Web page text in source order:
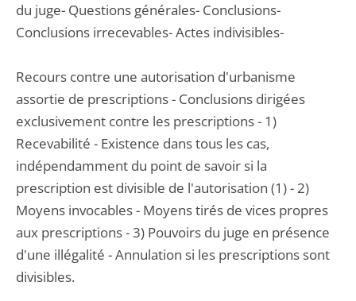
du juge- Questions générales- Conclusions-
Conclusions irrecevables- Actes indivisibles-
Recours contre une autorisation d'urbanisme
assortie de prescriptions - Conclusions dirigées
exclusivement contre les prescriptions - 1)
Recevabilité - Existence dans tous les cas,
indépendamment du point de savoir si la
prescription est divisible de l'autorisation (1) - 2)
Moyens invocables - Moyens tirés de vices propres
aux prescriptions - 3) Pouvoirs du juge en présence
d'une illégalité - Annulation si les prescriptions sont
divisibles.